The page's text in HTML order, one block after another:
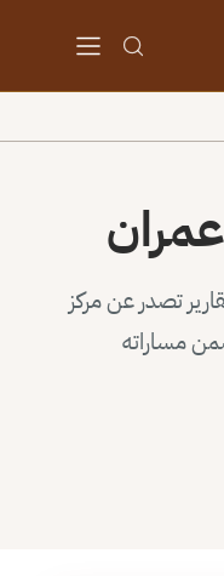
تصدر عن مركز
مساراته